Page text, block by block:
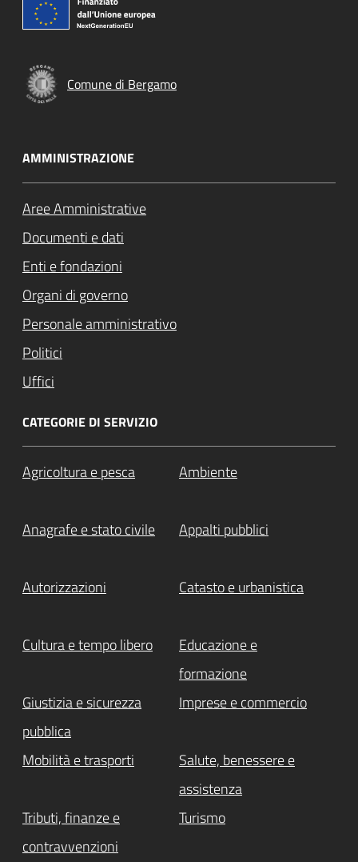
Comune di Bergamo
AMMINISTRAZIONE
Aree Amministrative
Documenti e dati
Enti e fondazioni
Organi di governo
Personale amministrativo
Politici
Uffici
CATEGORIE DI SERVIZIO
Agricoltura e pesca Ambiente
Anagrafe e stato civile Appalti pubblici
Autorizzazioni Catasto e urbanistica
Cultura e tempo libero
Educazione e
formazione
Giustizia e sicurezza
pubblica
Imprese e commercio
Mobilità e trasporti
Salute, benessere e
assistenza
Tributi, finanze e
contravvenzioni
Turismo